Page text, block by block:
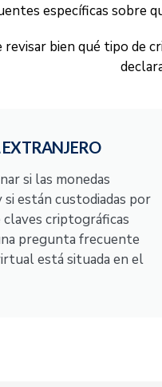
específicas sobre
bien qué tipo
EXTRANJERO
si las monedas
están custodiadas por
claves criptográficas
pregunta frecuente
está situada en el